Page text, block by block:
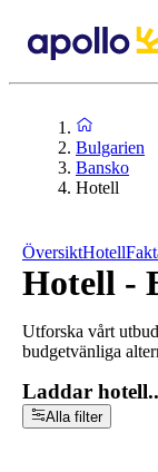
Bulgarien
Bansko
Hotell
ÖversiktHotell
Hotell -
Utforska vårt
budgetvänliga
Laddar
Alla filter